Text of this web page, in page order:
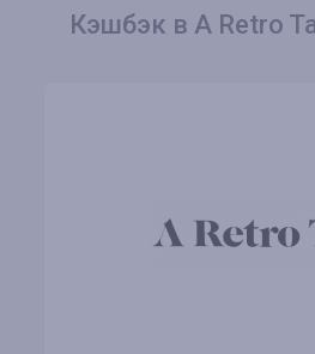
Кэшбэк в A Retro